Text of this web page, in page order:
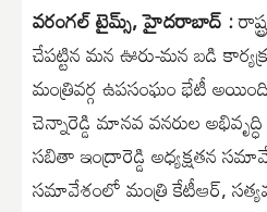
వరంగల్ టైమ్స్, హైదరాబాద్ :
చేపట్టిన మన ఊరు-మన బడి
మంత్రివర్గ ఉపసంఘం భేటీ
చెన్నారెడ్డి మానవ వనరుల
సబితా ఇంద్రారెడ్డి అధ్యక్షతన
సమావేశంలో మంత్రి కేటీఆర్,